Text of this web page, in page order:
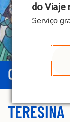
do Viaje
Serviço
e
n
t
GUIA DE
TERESINA